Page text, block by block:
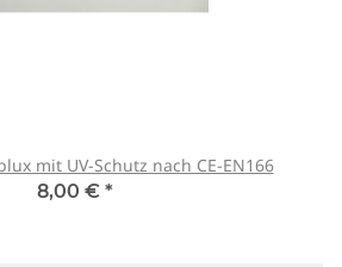
mit UV-Schutz nach CE-EN166
8,00 € *